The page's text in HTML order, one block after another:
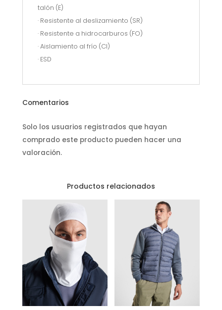
talón (E)
· Resistente al deslizamiento (SR)
· Resistente a hidrocarburos (FO)
· Aislamiento al frío (CI)
· ESD
Comentarios
Solo los usuarios registrados que hayan
comprado este producto pueden hacer una
valoración.
Productos relacionados